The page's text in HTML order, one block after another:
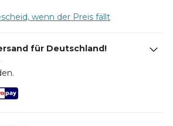
wenn der Preis fällt
für Deutschland!